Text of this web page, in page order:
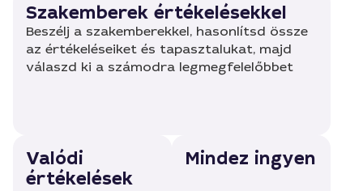
Szakemberek értékelésekkel
Beszélj a szakemberekkel, hasonlítsd össze
az értékeléseiket és tapasztalukat, majd
válaszd ki a számodra legmegfelelőbbet
Valódi
értékelések
Mindez ingyen